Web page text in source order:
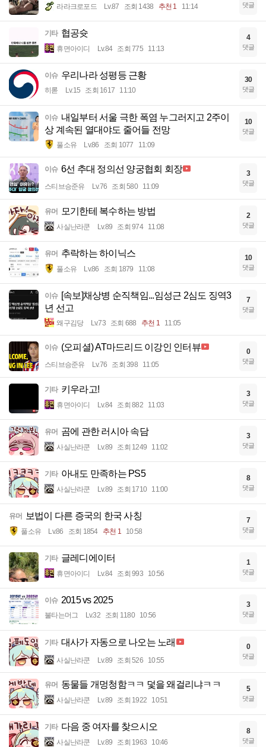
라라크로포드 Lv.87 조회 1438 추천 1 11:14 댓글
기타 협공슛
휴면아이디 Lv.84 조회 775 11:13
4
댓글
이슈 우리나라 성평등 근황
히롣 Lv.15 조회 1617 11:10
30
댓글
이슈 내일부터 서울 극한 폭염 누그러지고 2주이
상 계속된 열대야도 줄어들 전망
풀소유 Lv.86 조회 1077 11:09
10
댓글
이슈 6선 추대 정의선 양궁협회 회장
스티브승준유 Lv.76 조회 580 11:09
3
댓글
유머 모기한테 복수하는 방법
사실난라쿤 Lv.89 조회 974 11:08
2
댓글
유머 추락하는 하이닉스
풀소유 Lv.86 조회 1879 11:08
10
댓글
이슈 [속보]채상병 순직책임...임성근 2심도 징역3
년 선고
왜구김당 Lv.73 조회 688 추천 1 11:05
7
댓글
이슈 (오피셜) AT마드리드 이강인 인터뷰
스티브승준유 Lv.76 조회 398 11:05
0
댓글
기타 키우라고!
휴면아이디 Lv.84 조회 882 11:03
3
댓글
유머 곰에 관한 러시아 속담
사실난라쿤 Lv.89 조회 1249 11:02
3
댓글
기타 아내도 만족하는 PS5
사실난라쿤 Lv.89 조회 1710 11:00
8
댓글
유머 보법이 다른 증국의 한국 사칭
풀소유 Lv.86 조회 1854 추천 1 10:58
7
댓글
기타 글레디에이터
휴면아이디 Lv.84 조회 993 10:56
1
댓글
이슈 2015 vs 2025
불타는머그 Lv.32 조회 1180 10:56
3
댓글
기타 대사가 자동으로 나오는 노래
사실난라쿤 Lv.89 조회 526 10:55
0
댓글
유머 동물들 개멍청함ㅋㅋ 덫을 왜걸리냐ㅋㅋ
사실난라쿤 Lv.89 조회 1922 10:51
5
댓글
기타 다음 중 여자를 찾으시오
사실난라쿤 Lv.89 조회 1963 10:46
8
댓글